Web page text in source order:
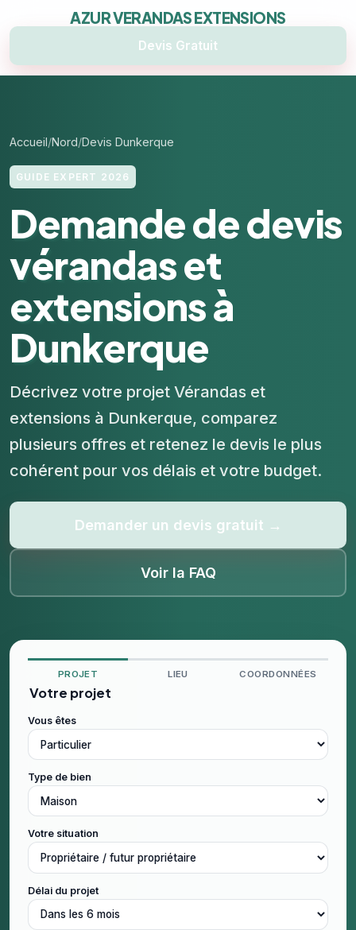
AZUR VERANDAS EXTENSIONS
Devis Gratuit
Accueil Nord Devis Dunkerque
GUIDE EXPERT 2026
Demande de devis
vérandas et
extensions à
Dunkerque
Décrivez votre projet Vérandas et
extensions à Dunkerque, comparez
plusieurs offres et retenez le devis le plus
cohérent pour vos délais et votre budget.
Demander un devis gratuit →
Voir la FAQ
PROJET LIEU COORDONNÉES
Votre projet
Vous êtes
Type de bien
Votre situation
Délai du projet